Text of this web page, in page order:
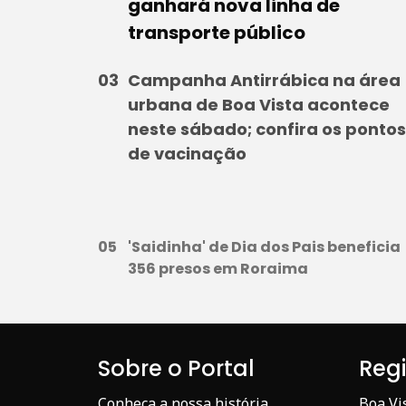
ganhará nova linha de
transporte público
Campanha Antirrábica na área
urbana de Boa Vista acontece
neste sábado; confira os pontos
de vacinação
'Saidinha' de Dia dos Pais beneficia
356 presos em Roraima
Sobre o Portal